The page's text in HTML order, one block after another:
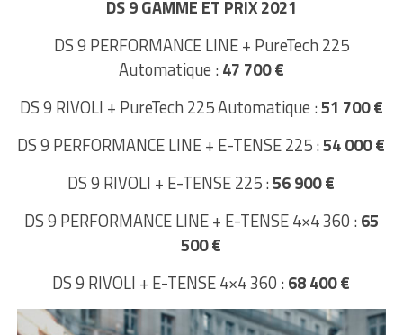
DS 9 GAMME ET PRIX 2021
DS 9 PERFORMANCE LINE + PureTech 225
Automatique :47 700 €
DS 9 RIVOLI + PureTech 225 Automatique :51 700 €
DS 9 PERFORMANCE LINE + E-TENSE 225 :54 000 €
DS 9 RIVOLI + E-TENSE 225 :56 900 €
DS 9 PERFORMANCE LINE + E-TENSE 4×4 360 :65
500 €
DS 9 RIVOLI + E-TENSE 4×4 360 :68 400 €